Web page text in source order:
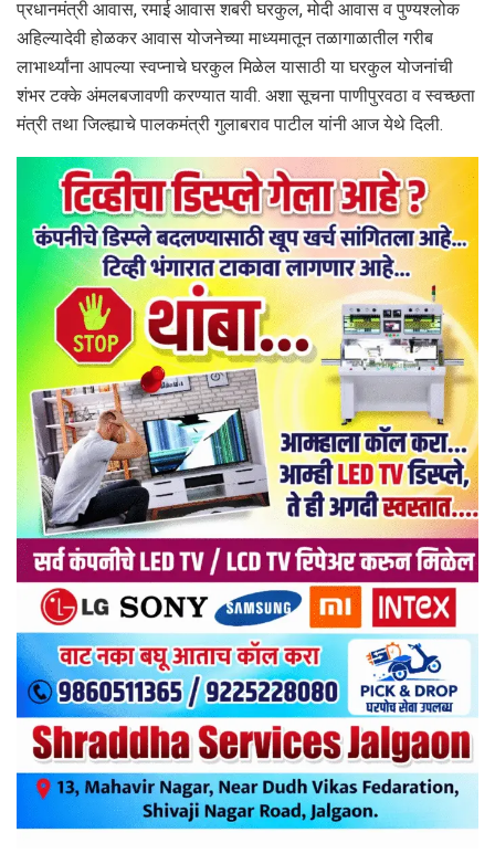
प्रधानमंत्री आवास, रमाई आवास शबरी घरकुल, मोदी आवास व पुण्यश्लोक
अहिल्यादेवी होळकर आवास योजनेच्या माध्यमातून तळागाळातील गरीब
लाभार्थ्यांना आपल्या स्वप्नाचे घरकुल मिळेल यासाठी या घरकुल योजनांची
शंभर टक्के अंमलबजावणी करण्यात यावी. अशा सूचना पाणीपुरवठा व स्वच्छता
मंत्री तथा जिल्ह्याचे पालकमंत्री गुलाबराव पाटील यांनी आज येथे दिली‌.